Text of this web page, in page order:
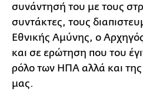
συνάντησή του με τους
συντάκτες, τους
Εθνικής Αμύνης, ο
και σε ερώτηση που του
ρόλο των ΗΠΑ αλλά και
μας.